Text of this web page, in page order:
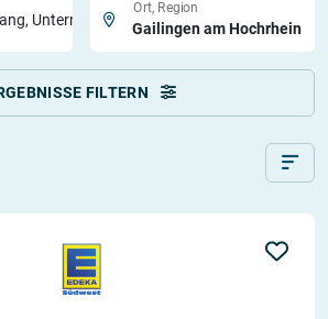
Unternehmen
Ort, Region
FILTERN